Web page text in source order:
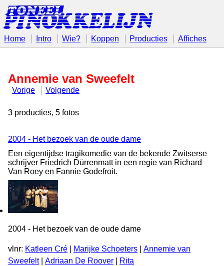
Home Intro Wie? Koppen Producties Affiches
Annemie van Sweefelt
Vorige Volgende
3 producties, 5 fotos
2004 - Het bezoek van de oude dame
Een eigentijdse tragikomedie van de bekende Zwitserse
schrijver Friedrich Dürrenmatt in een regie van Richard
Van Roey en Fannie Godefroit.
2004 - Het bezoek van de oude dame
vlnr: Katleen Cré Marijke Schoeters
Annemie van
Sweefelt| Adriaan De Roover
Rita